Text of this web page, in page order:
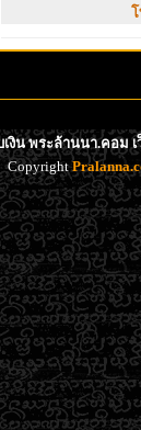
เงิน พระล้านนา.คอม
Copyright